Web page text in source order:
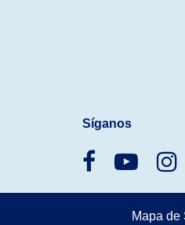
Síganos
Mapa de